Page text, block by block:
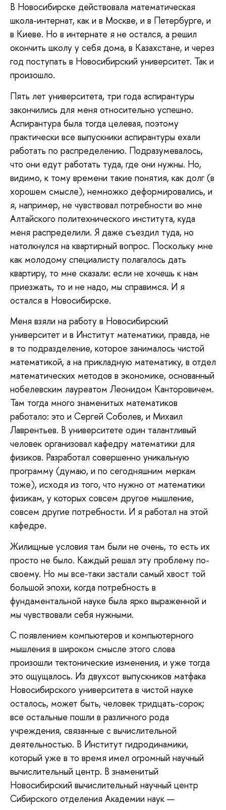
В Новосибирске действовала математическая
школа-интернат, как и в Москве, и в Петербурге, и
в Киеве. Но в интернате я не остался, а решил
окончить школу у себя дома, в Казахстане, и через
год поступать в Новосибирский университет. Так и
произошло.
Пять лет университета, три года аспирантуры
закончились для меня относительно успешно.
Аспирантура была тогда целевая, поэтому
практически все выпускники аспирантуры ехали
работать по распределению. Подразумевалось,
что они едут работать туда, где они нужны. Но,
видимо, к тому времени такие понятия, как долг (в
хорошем смысле), немножко деформировались, и
я, например, не чувствовал потребности во мне
Алтайского политехнического института, куда
меня распределили. Я даже съездил туда, но
натолкнулся на квартирный вопрос. Поскольку мне
как молодому специалисту полагалось дать
квартиру, то мне сказали: если не хочешь к нам
приезжать, то и не надо, мы справимся. И я
остался в Новосибирске.
Меня взяли на работу в Новосибирский
университет и в Институт математики, правда, не
в то подразделение, которое занималось чистой
математикой, а на прикладную математику, в отдел
математических методов в экономике, основанный
нобелевским лауреатом Леонидом Канторовичем.
Там тогда много знаменитых математиков
работало: это и Сергей Соболев, и Михаил
Лаврентьев. В университете один талантливый
человек организовал кафедру математики для
физиков. Разработал совершенно уникальную
программу (думаю, и по сегодняшним меркам
тоже), исходя из того, что нужно от математики
физикам, у которых совсем другое мышление,
совсем другие потребности. И я работал на этой
кафедре.
Жилищные условия там были не очень, то есть их
просто не было. Каждый решал эту проблему по-
своему. Но мы все-таки застали самый хвост той
большой эпохи, когда потребность в
фундаментальной науке была ярко выраженной и
мы чувствовали себя нужными.
С появлением компьютеров и компьютерного
мышления в широком смысле этого слова
произошли тектонические изменения, и уже тогда
это ощущалось. Из двухсот выпускников матфака
Новосибирского университета в чистой науке
осталось, может быть, человек тридцать-сорок;
все остальные пошли в различного рода
учреждения, связанные с вычислительной
деятельностью. В Институт гидродинамики,
который уже в то время имел огромный научный
вычислительный центр. В знаменитый
Новосибирский вычислительный научный центр
Сибирского отделения Академии наук —